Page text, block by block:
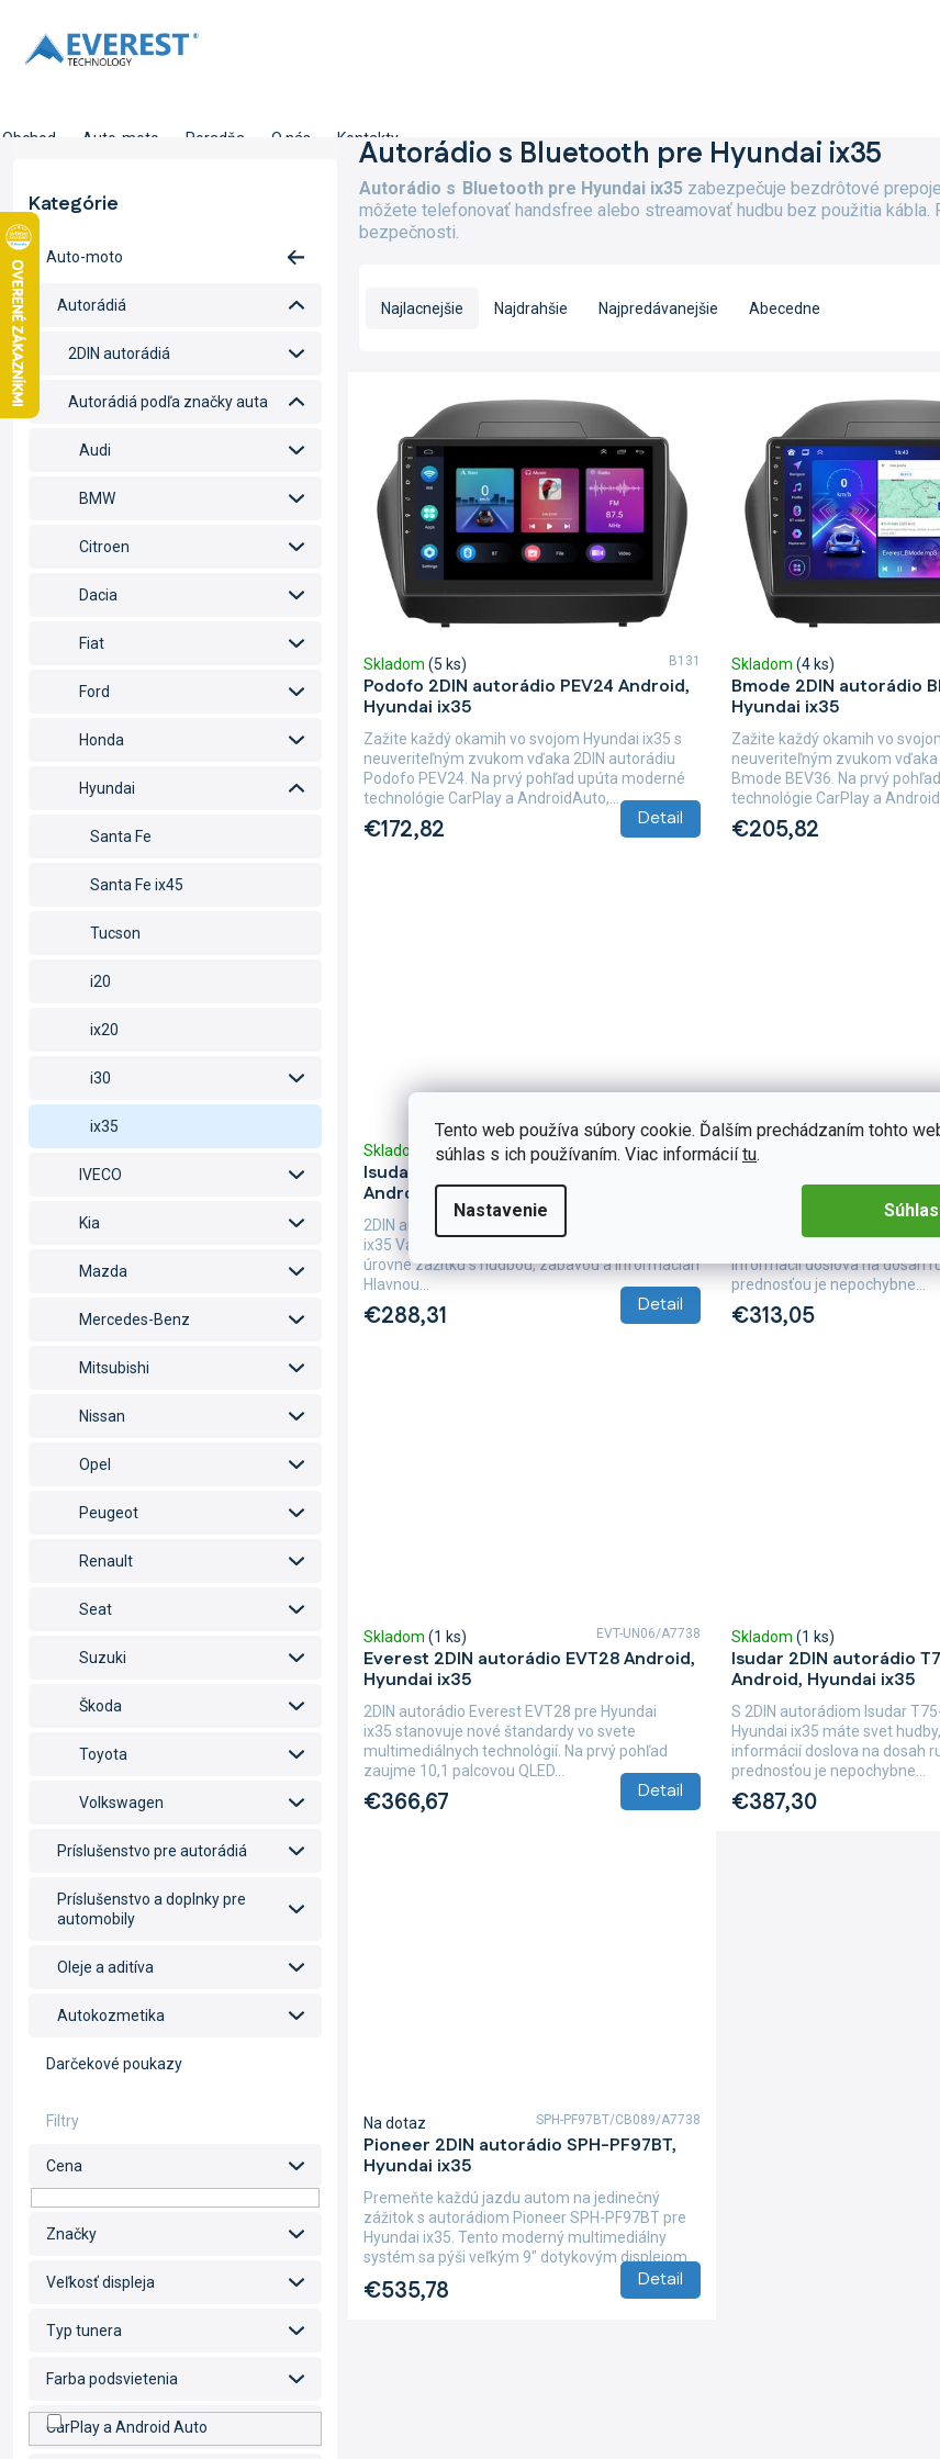
Tento web používa súbory cookie. Ďalším prechádzaním tohto
súhlas s ich používaním. Viac informáciítu.
Nastavenie
obsah
Obchod Auto-moto Poradňa O nás Kontakty
n
ý
p
a
n
e
l
Preskočiť
kategórie
Kategórie
Auto-moto
Autorádiá
2DIN autorádiá
Autorádiá podľa značky auta
Audi
BMW
Citroen
Dacia
Fiat
Ford
Honda
Hyundai
Santa Fe
Santa Fe ix45
Tucson
i20
ix20
i30
ix35
IVECO
Kia
Mazda
Mercedes-Benz
Mitsubishi
Nissan
Opel
Peugeot
Renault
Seat
Suzuki
Škoda
Toyota
Volkswagen
Príslušenstvo pre autorádiá
Príslušenstvo a doplnky pre
automobily
Oleje a aditíva
Autokozmetika
Darčekové poukazy
Cena
Značky
Veľkosť displeja
Typ tunera
Farba podsvietenia
CarPlay a Android Auto
Autorádio s Bluetooth pre Hyundai ix35
Autorádio s Bluetooth pre Hyundai ix35 zabezpečuje bezdrôtové
môžete telefonovať handsfree alebo streamovať hudbu bez použitia kábla.
bezpečnosti.
o
d
Najlacnejšie Najdrahšie Najpredávanejšie Abecedne
o
v
Podofo 2DIN autorádio PEV24 Android,
Hyundai ix35
Skladom (5 ks)
€172,82 Detail
Zažite každý okamih vo svojom Hyundai ix35 s
neuveriteľným zvukom vďaka 2DIN autorádiu
Podofo PEV24. Na prvý pohľad upúta moderné
technológie CarPlay a AndroidAuto,...
B131
Bmode 2DIN autorádio
Hyundai ix35
Skladom (4 ks)
€205,82
Zažite každý okamih vo
neuveriteľným zvukom vďaka
Bmode BEV36. Na prvý
technológie CarPlay a
Isudar 2DIN autorádio T68B-IEV30
Android, Hyundai ix35
Skladom (5 ks)
€288,31 Detail
2DIN autorádio Isudar T68B-IEV30 pre Hyundai
ix35 Vás dostane do novej
úrovne zážitku s hudbou, zábavou a informáciami.
Hlavnou...
B242
Android, Hyundai ix35
Skladom
€313,05
informácií doslova na dosah
prednosťou je nepochybne...
Everest 2DIN autorádio EVT28 Android,
Hyundai ix35
Skladom (1 ks)
€366,67 Detail
2DIN autorádio Everest EVT28 pre Hyundai
ix35 stanovuje nové štandardy vo svete
multimediálnych technológií. Na prvý pohľad
zaujme 10,1 palcovou QLED...
EVT-UN06/A7738
Isudar 2DIN autorádio
Android, Hyundai ix35
Skladom (1 ks)
€387,30
S 2DIN autorádiom Isudar
Hyundai ix35 máte svet
informácií doslova na dosah
prednosťou je nepochybne...
Pioneer 2DIN autorádio SPH-PF97BT,
Hyundai ix35
Na dotaz
€535,78 Detail
Premeňte každú jazdu autom na jedinečný
zážitok s autorádiom Pioneer SPH-PF97BT pre
Hyundai ix35. Tento moderný multimediálny
systém sa pýši veľkým 9" dotykovým displejom
SPH-PF97BT/CB089/A7738